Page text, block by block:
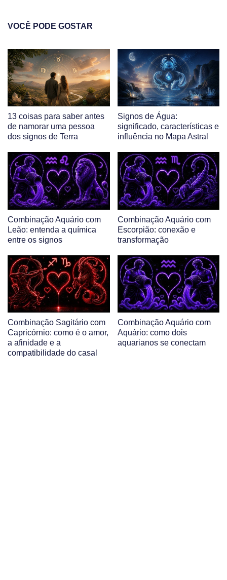
VOCÊ PODE GOSTAR
13 coisas para saber antes
de namorar uma pessoa
dos signos de Terra
Signos de Água:
significado, características e
influência no Mapa Astral
Combinação Aquário com
Leão: entenda a química
entre os signos
Combinação Aquário com
Escorpião: conexão e
transformação
Combinação Sagitário com
Capricórnio: como é o amor,
a afinidade e a
compatibilidade do casal
Combinação Aquário com
Aquário: como dois
aquarianos se conectam